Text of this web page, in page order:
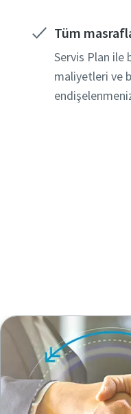
Tüm
Servis Plan ile
maliyetleri ve